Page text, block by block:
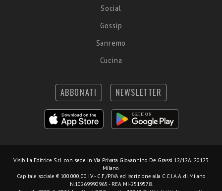
Social
Gossip
Sanremo
Cucina
ABBONATI NEWSLETTER
Visibilia Editrice S.r.l. con sede in Via Privata Giovannino De Grassi 12/12A, 20123
Milano.
Capitale sociale € 100.000,00 I.V. - C.F./P.IVA ed iscrizione alla C.C.I.A.A. di Milano
N.10269990965 - REA MI-2519578.